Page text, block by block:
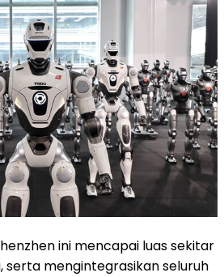
ini mencapai luas sekitar
serta mengintegrasikan seluruh